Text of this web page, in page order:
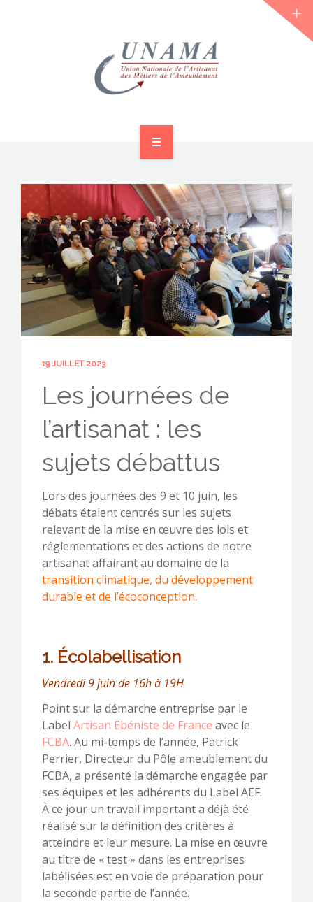
QUI SOMMES-NOUS ?
LES JOURNÉES 2026 ⌵
ACTUS & DOSSIERS
AGENDA
19 JUILLET 2023
Les journées de
l’artisanat : les
sujets débattus
Lors des journées des 9 et 10 juin, les
débats étaient centrés sur les sujets
relevant de la mise en œuvre des lois et
réglementations et des actions de notre
artisanat affairant au domaine de la
transition climatique, du développement
durable et de l’écoconception.
1. Écolabellisation
Vendredi 9 juin de 16h à 19H
Point sur la démarche entreprise par le
Label Artisan Ebéniste de France avec le
FCBA. Au mi-temps de l’année, Patrick
Perrier, Directeur du Pôle ameublement du
FCBA, a présenté la démarche engagée par
ses équipes et les adhérents du Label AEF.
À ce jour un travail important a déjà été
réalisé sur la définition des critères à
atteindre et leur mesure. La mise en œuvre
au titre de « test » dans les entreprises
labélisées est en voie de préparation pour
la seconde partie de l’année.